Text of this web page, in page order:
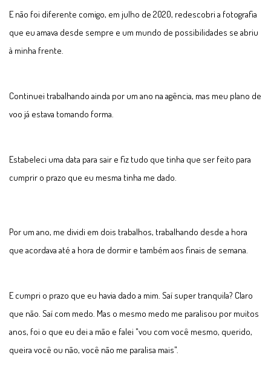
E não foi diferente comigo, em julho de 2020, redescobri a fotografia
que eu amava desde sempre e um mundo de possibilidades se abriu
à minha frente.
Continuei trabalhando ainda por um ano na agência, mas meu plano de
voo já estava tomando forma.
Estabeleci uma data para sair e fiz tudo que tinha que ser feito para
cumprir o prazo que eu mesma tinha me dado.
Por um ano, me dividi em dois trabalhos, trabalhando desde a hora
que acordava até a hora de dormir e também aos finais de semana.
E cumpri o prazo que eu havia dado a mim. Saí super tranquila? Claro
que não. Saí com medo. Mas o mesmo medo me paralisou por muitos
anos, foi o que eu dei a mão e falei "vou com você mesmo, querido,
queira você ou não, você não me paralisa mais".